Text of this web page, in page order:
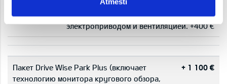
салона:
черной замши и искусственной кожи и
передние сиденья, оснащенные
электроприводом и вентиляцией. +400 €
Пакет Drive Wise Park Plus (включает
технологию монитора кругового обзора,
+ 1 100 €